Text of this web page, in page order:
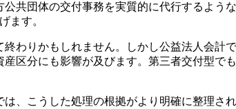
共団体の交付事務を実質的に代行するよう
ます。
わりかもしれません。しかし公益法人会計
区分にも影響が及びます。第三者交付型で
、こうした処理の根拠がより明確に整理さ